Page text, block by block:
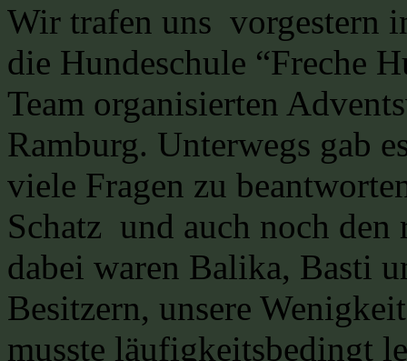
Wir trafen uns vorgestern
die Hundeschule “Freche
Team organisierten
Ramburg. Unterwegs gab
viele Fragen zu
Schatz und auch noch
dabei waren Balika, Basti
Besitzern, unsere
musste läufigkeitsbedingt